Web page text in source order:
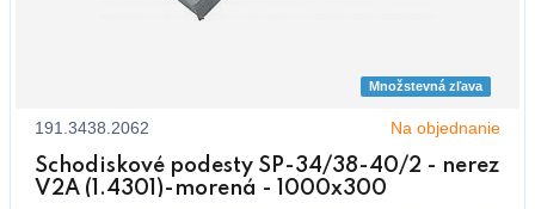
Množstevná zľava
191.3438.2062 Na objednanie
Schodiskové podesty SP-34/38-40/2 - nerez
V2A (1.4301)-morená - 1000x300